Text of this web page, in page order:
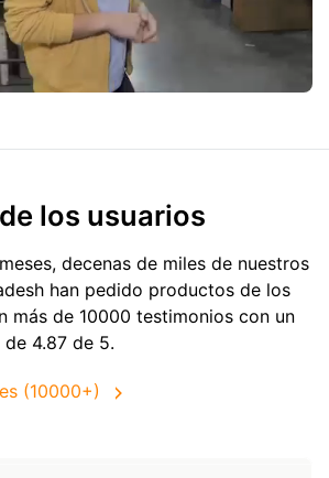
los usuarios
decenas de miles de nuestros
han pedido productos de los
más de 10000 testimonios con un
4.87 de 5.
(10000+)